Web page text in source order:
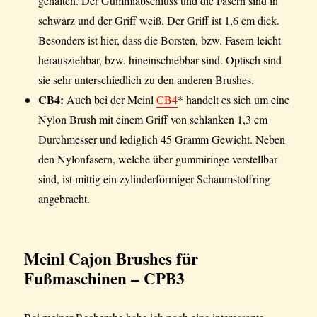
schwarz und der Griff weiß. Der Griff ist 1,6 cm dick.
Besonders ist hier, dass die Borsten, bzw. Fasern leicht
herausziehbar, bzw. hineinschiebbar sind. Optisch sind
sie sehr unterschiedlich zu den anderen Brushes.
CB4: Auch bei der MeinlCB4* handelt es sich um eine
Nylon Brush mit einem Griff von schlanken 1,3 cm
Durchmesser und lediglich 45 Gramm Gewicht. Neben
den Nylonfasern, welche über gummiringe verstellbar
sind, ist mittig ein zylinderförmiger Schaumstoffring
angebracht.
Meinl Cajon Brushes für
Fußmaschinen – CPB3